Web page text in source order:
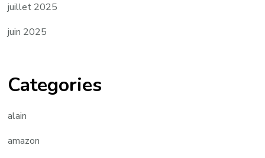
juillet 2025
juin 2025
Categories
alain
amazon